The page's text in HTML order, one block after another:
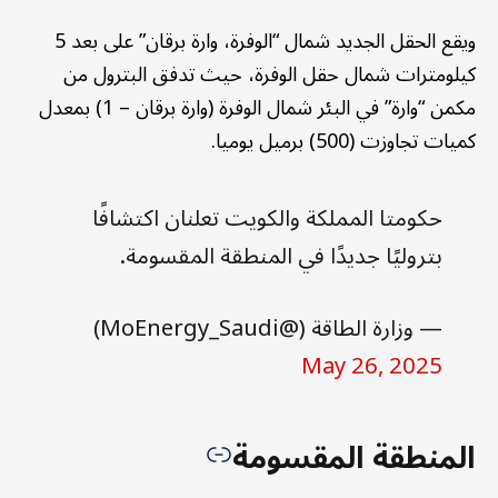
ويقع الحقل الجديد شمال “الوفرة، وارة برقان” على بعد 5
كيلومترات شمال حقل الوفرة، حيث تدفق البترول من
مكمن “وارة” في البئر شمال الوفرة (وارة برقان – 1) بمعدل
كميات تجاوزت (500) برميل يوميا.
حكومتا المملكة والكويت تعلنان اكتشافًا
بتروليًا جديدًا في المنطقة المقسومة.
— وزارة الطاقة (@MoEnergy_Saudi)
May 26, 2025
المنطقة المقسومة